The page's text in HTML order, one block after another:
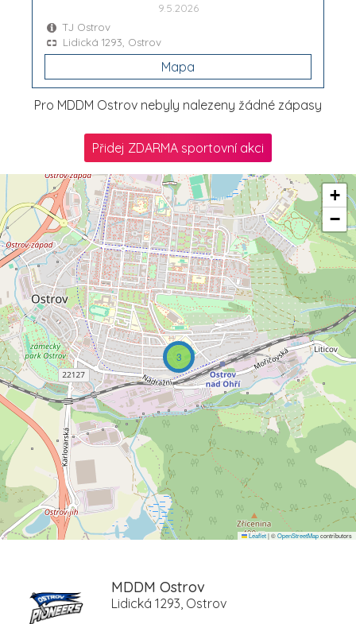
9.5.2026
TJ Ostrov
Lidická 1293, Ostrov
Mapa
Pro MDDM Ostrov nebyly nalezeny žádné zápasy
Přidej ZDARMA sportovní akci
3
+
−
Leaflet|©OpenStreetMapcontributors
MDDM Ostrov
Lidická 1293, Ostrov